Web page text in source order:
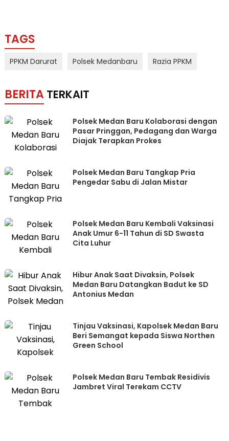
TAGS
PPKM Darurat Polsek Medanbaru Razia PPKM
BERITA TERKAIT
Polsek Medan Baru Kolaborasi dengan
Pasar Pringgan, Pedagang dan Warga
Diajak Terapkan Prokes
Polsek Medan Baru Tangkap Pria
Pengedar Sabu di Jalan Mistar
Polsek Medan Baru Kembali Vaksinasi
Anak Umur 6-11 Tahun di SD Swasta
Cita Luhur
Hibur Anak Saat Divaksin, Polsek
Medan Baru Datangkan Badut ke SD
Antonius Medan
Tinjau Vaksinasi, Kapolsek Medan Baru
Beri Semangat kepada Siswa Northen
Green School
Polsek Medan Baru Tembak Residivis
Jambret Viral Terekam CCTV